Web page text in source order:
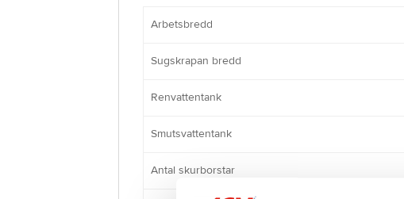
Arbetsbredd
Sugskrapan bredd
Renvattentank
Smutsvattentank
Antal skurborstar